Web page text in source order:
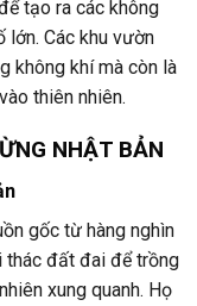
tạo ra các không
lớn. Các khu vườn
không khí mà còn là
thiên nhiên.
NHẬT BẢN
gốc từ hàng nghìn
thác đất đai để trồng
xung quanh. Họ